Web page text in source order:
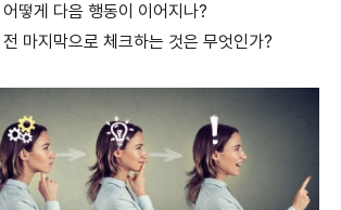
떻게 다음 행동이 이어지나?
마지막으로 체크하는 것은 무엇인가?